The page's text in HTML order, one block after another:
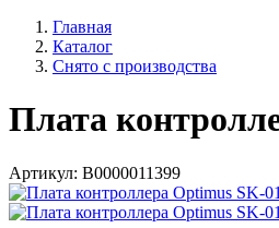
Главная
Каталог
Снято с производства
Плата
Артикул: В0000011399